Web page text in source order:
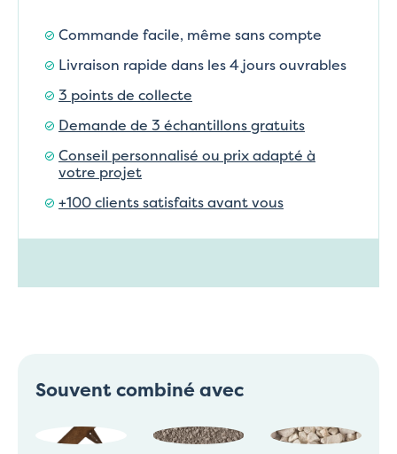
Commande facile, même sans compte
Livraison rapide dans les 4 jours ouvrables
3 points de collecte
Demande de 3 échantillons gratuits
Conseil personnalisé ou prix adapté à
votre projet
+100 clients satisfaits avant vous
Souvent combiné avec